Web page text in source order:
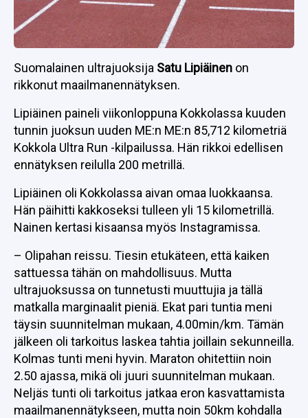
Suomalainen ultrajuoksija Satu Lipiäinen on
rikkonut maailmanennätyksen.
Lipiäinen paineli viikonloppuna Kokkolassa kuuden
tunnin juoksun uuden ME:n ME:n 85,712 kilometriä
Kokkola Ultra Run -kilpailussa. Hän rikkoi edellisen
ennätyksen reilulla 200 metrillä.
Lipiäinen oli Kokkolassa aivan omaa luokkaansa.
Hän päihitti kakkoseksi tulleen yli 15 kilometrillä.
Nainen kertasi kisaansa myös Instagramissa.
– Olipahan reissu. Tiesin etukäteen, että kaiken
sattuessa tähän on mahdollisuus. Mutta
ultrajuoksussa on tunnetusti muuttujia ja tällä
matkalla marginaalit pieniä. Ekat pari tuntia meni
täysin suunnitelman mukaan, 4.00min/km. Tämän
jälkeen oli tarkoitus laskea tahtia joillain sekunneilla.
Kolmas tunti meni hyvin. Maraton ohitettiin noin
2.50 ajassa, mikä oli juuri suunnitelman mukaan.
Neljäs tunti oli tarkoitus jatkaa eron kasvattamista
maailmanennätykseen, mutta noin 50km kohdalla